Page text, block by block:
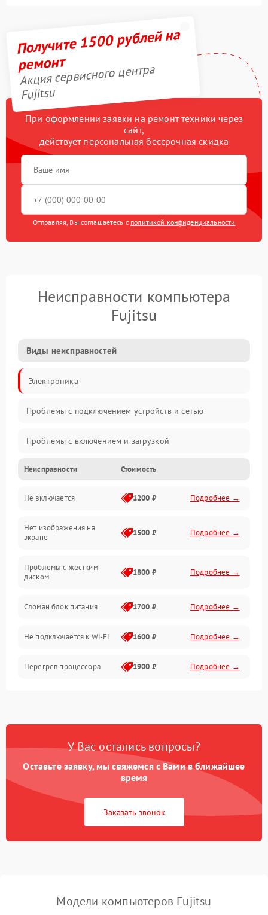
Получите 1500 рублей на
ремонт
Акция сервисного центра
Fujitsu
При оформлении заявки на ремонт техники через
сайт,
действует персональная бессрочная скидка
Отправляя, Вы соглашаетесь с политикой конфиденциальности
Неисправности компьютера
Fujitsu
Виды неисправностей
Электроника
Проблемы с подключением устройств и сетью
Проблемы с включением и загрузкой
Проблемы с изображением и монитором
Проблемы с производительностью и стабильностью
Прочие специфичные проблемы
Неисправности Стоимость
Не включается 1200 ₽ Подробнее →
Нет изображения на
экране
1500 ₽ Подробнее →
Проблемы с жестким
диском
1800 ₽ Подробнее →
Сломан блок питания 1700 ₽ Подробнее →
Не подключается к Wi-Fi 1600 ₽ Подробнее →
Перегрев процессора 1900 ₽ Подробнее →
Проблемы с
устройств
охлаждения
1700 ₽ Подробнее →
оперативной памяти
У Вас остались вопросы?
Оставьте заявку, мы свяжемся с Вами в ближайшее
время
Заказать звонок
Модели компьютеров Fujitsu